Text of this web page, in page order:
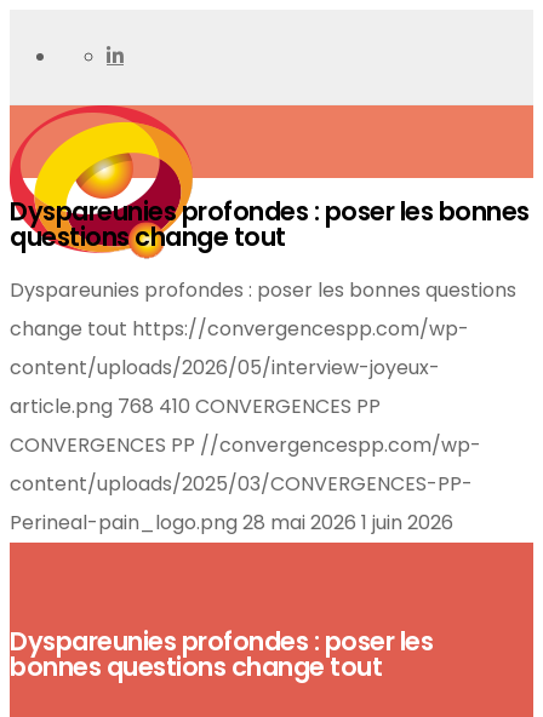
Dyspareunies profondes : poser les bonnes
questions change tout
Dyspareunies profondes : poser les bonnes questions
change tout https://convergencespp.com/wp-
content/uploads/2026/05/interview-joyeux-
article.png 768 410 CONVERGENCES PP
CONVERGENCES PP //convergencespp.com/wp-
content/uploads/2025/03/CONVERGENCES-PP-
Perineal-pain_logo.png 28 mai 2026 1 juin 2026
Dyspareunies profondes : poser les
bonnes questions change tout